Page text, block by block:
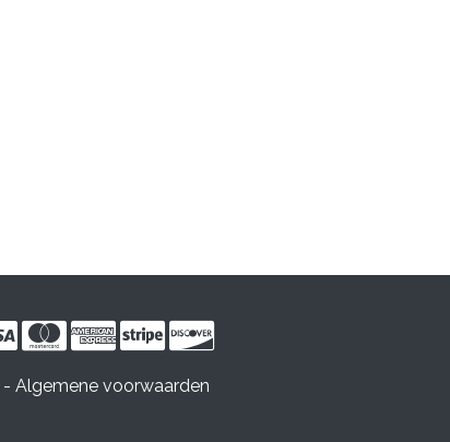
- Algemene voorwaarden